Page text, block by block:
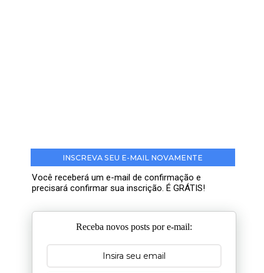
INSCREVA SEU E-MAIL NOVAMENTE
Você receberá um e-mail de confirmação e
precisará confirmar sua inscrição. É GRÁTIS!
Receba novos posts por e-mail: